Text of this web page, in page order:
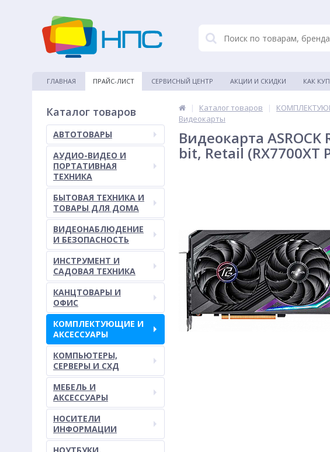
ГЛАВНАЯ ПРАЙС-ЛИСТ СЕРВИСНЫЙ ЦЕНТР АКЦИИ И СКИДКИ КАК
Каталог товаров
АВТОТОВАРЫ
АУДИО-ВИДЕО И
ПОРТАТИВНАЯ
ТЕХНИКА
БЫТОВАЯ ТЕХНИКА И
ТОВАРЫ ДЛЯ ДОМА
ВИДЕОНАБЛЮДЕНИЕ
И БЕЗОПАСНОСТЬ
ИНСТРУМЕНТ И
САДОВАЯ ТЕХНИКА
КАНЦТОВАРЫ И
ОФИС
КОМПЛЕКТУЮЩИЕ И
АКСЕССУАРЫ
КОМПЬЮТЕРЫ,
СЕРВЕРЫ И СХД
МЕБЕЛЬ И
АКСЕССУАРЫ
НОСИТЕЛИ
ИНФОРМАЦИИ
| Каталог товаров |
Видеокарты
Видеокарта ASROCK
bit, Retail (RX7700XT